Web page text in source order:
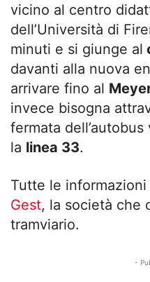
vicino al centro
dell’Università di
minuti e si giunge al
davanti alla nuova
arrivare fino al
invece bisogna
fermata
la linea 33.
Tutte le
Gest, la società che
tramviario.
-